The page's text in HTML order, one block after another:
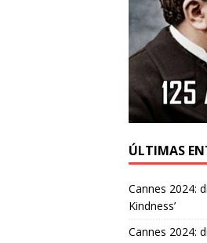
ÚLTIMAS
Cannes 2024:
Kindness’
Cannes 2024: